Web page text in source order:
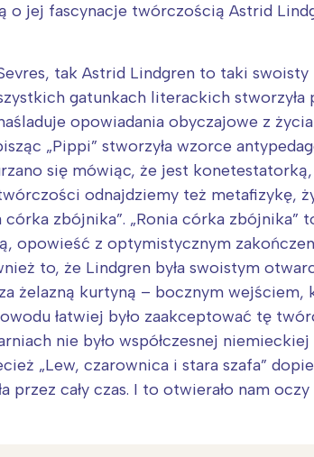
o jej fascynacje twórczością Astrid
tak Astrid Lindgren to taki
gatunkach literackich stworzyła
opowiadania obyczajowe z
„Pippi” stworzyła wzorce
się mówiąc, że jest konetestatorką,
odnajdziemy też metafizykę,
zbójnika”. „Ronia córka
opowieść z optymistycznym
to, że Lindgren była swoistym
żelazną kurtyną – bocznym wejściem,
łatwiej było zaakceptować tę
nie było współczesnej
„Lew, czarownica i stara szafa”
przez cały czas. I to otwierało nam